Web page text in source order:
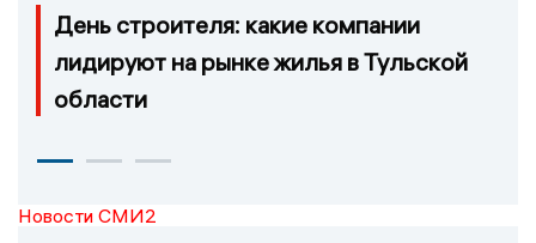
День строителя: какие компании
лидируют на рынке жилья в Тульской
области
Новости СМИ2